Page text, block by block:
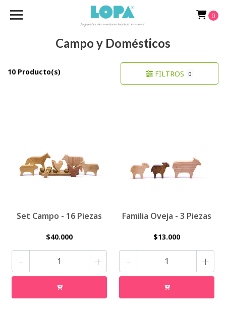
0
Campo y Domésticos
10 Producto(s) FILTROS 0
Set Campo - 16 Piezas
$40.000
- +
Familia Oveja - 3 Piezas
$13.000
- +